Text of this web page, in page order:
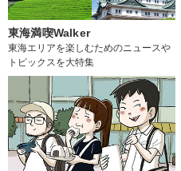
東海満喫Walker
東海エリアを楽しむためのニュースや
トピックスを大特集